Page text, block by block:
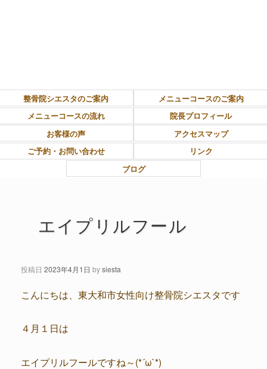
整骨院シエスタのご案内
メニューコースのご案内
メニューコースの流れ
院長プロフィール
お客様の声
アクセスマップ
ご予約・お問い合わせ
リンク
ブログ
エイプリルフール
投稿日 2023年4月1日 bysiesta
こんにちは、東大和市女性向け整骨院シエスタです
４月１日は
エイプリルフールですね～(*´ω`*)